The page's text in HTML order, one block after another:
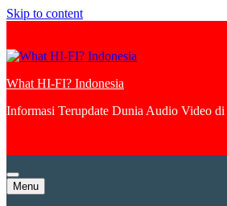
Skip to content
What HI-FI? Indonesia
Informasi Terupdate Dunia Audio Video di
Menu